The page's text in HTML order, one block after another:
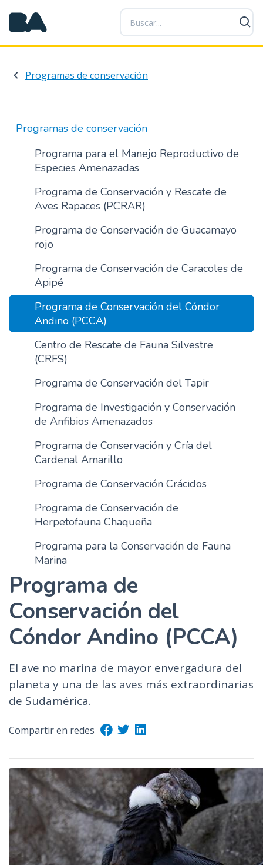
P
a
s
a
a
n
t
e
i
d
p
n
i
a
l
Programas de conservación
Programas de conservación
Programa para el Manejo Reproductivo de
Especies Amenazadas
Programa de Conservación y Rescate de
Aves Rapaces (PCRAR)
Programa de Conservación de Guacamayo
rojo
Programa de Conservación de Caracoles de
Apipé
Programa de Conservación del Cóndor
Andino (PCCA)
Centro de Rescate de Fauna Silvestre
(CRFS)
Programa de Conservación del Tapir
Programa de Investigación y Conservación
de Anfibios Amenazados
Programa de Conservación y Cría del
Cardenal Amarillo
Programa de Conservación Crácidos
Programa de Conservación de
Herpetofauna Chaqueña
Programa para la Conservación de Fauna
Marina
Programa de
Conservación del
Cóndor Andino (PCCA)
El ave no marina de mayor envergadura del
planeta y una de las aves más extraordinarias
de Sudamérica.
Compartir en redes